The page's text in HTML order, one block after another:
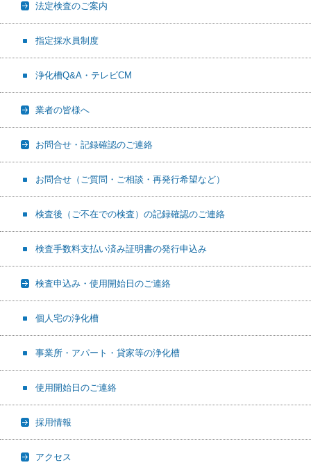
法定検査のご案内
指定採水員制度
浄化槽Q&A・テレビCM
業者の皆様へ
お問合せ・記録確認のご連絡
お問合せ（ご質問・ご相談・再発行希望など）
検査後（ご不在での検査）の記録確認のご連絡
検査手数料支払い済み証明書の発行申込み
検査申込み・使用開始日のご連絡
個人宅の浄化槽
事業所・アパート・貸家等の浄化槽
使用開始日のご連絡
採用情報
アクセス